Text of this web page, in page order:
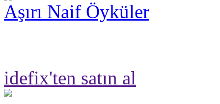
Aşırı Naif Öyküler
idefix'ten satın al